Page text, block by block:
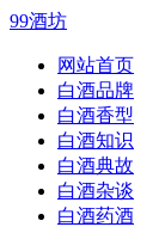
99酒坊
网站首页
白酒品牌
白酒香型
白酒知识
白酒典故
白酒杂谈
白酒药酒